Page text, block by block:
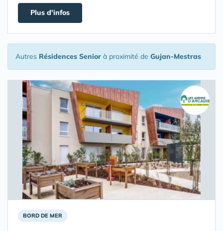
Plus d'infos
Autres Résidences Senior à proximité de Gujan-Mestras
BORD DE MER